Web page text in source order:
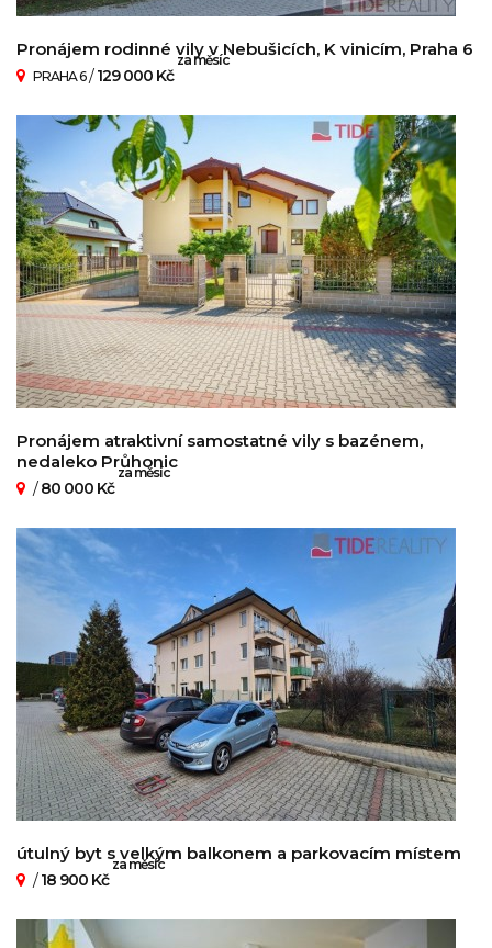
Pronájem rodinné vily v Nebušicích, K vinicím, Praha 6
PRAHA 6/129 000 Kč
za měsíc
Pronájem atraktivní samostatné vily s bazénem,
nedaleko Průhonic
/80 000 Kč
za měsíc
útulný byt s velkým balkonem a parkovacím místem
/18 900 Kč
za měsíc